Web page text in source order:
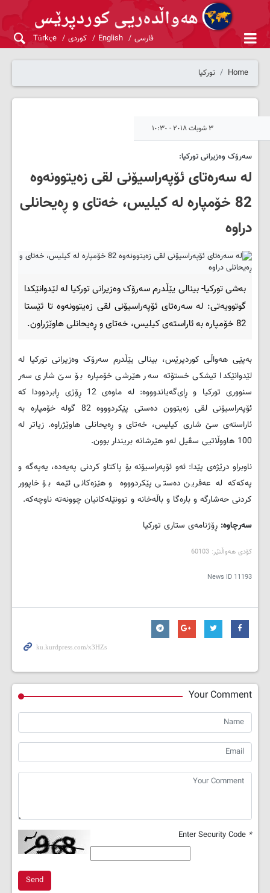
فارسی English کوردی Türkçe
Home تورکیا
٣ شوبات ٢٠١٨ - ١٠:٣٠
سه‌رۆک وه‌زیرانی تورکیا:
له‌ سه‌ره‌تای ئۆپه‌راسیۆنی لقی زه‌یتوونه‌وه‌
82 خۆمپاره‌ له‌ کیلیس، خه‌تای و ڕه‌یحانلی
دراوه‌
به‌شی تورکیا- بینالی یێڵدرم سه‌رۆک وه‌زیرانی تورکیا له‌ لێدوانێکدا
گوتوویه‌تی: له‌ سه‌ره‌تای ئۆپه‌راسیۆنی لقی زه‌یتوونه‌وه‌ تا ئێستا
82 خۆمپاره‌ به‌ ئاراسته‌ی کیلیس، خه‌تای و ڕه‌یحانلی هاوێژراون.
به‌پێی هه‌واڵی کوردپرێس، بینالی یێڵدرم سه‌رۆک وه‌زیرانی تورکیا له‌
لێدوانێکدا تیشکی خستۆته‌ سه‌ر هێرشی خۆمپاره‌ بۆ سێ شاری سه‌ر
سنووری تورکیا و ڕای‌گه‌یاندوووه‌: له‌ ماوه‌ی 12 ڕۆژی ڕابردوودا که‌
ئۆپه‌راسیۆنی لقی زه‌یتوون ده‌ستی پێکردوووه‌ 82 گوله‌ خۆمپاره‌ به‌
ئاراسته‌ی سێ شاری کیلیس، خه‌تای و ڕه‌یحانلی هاوێژراوه‌. زیاتر له‌
100 هاووڵاتیی سڤیل له‌و هێرشانه‌ بریندار بوون.
ناوبراو درێژه‌ی پێدا: ئه‌و ئۆپه‌راسیۆنه‌ بۆ پاکتاو کردنی په‌یه‌ده‌، یه‌په‌گه‌ و
په‌که‌که‌ له‌ عه‌فرین ده‌ستی پێکردوووه‌ و هێزه‌کانی ئێمه‌ بۆ خاپوور
کردنی حه‌شارگه‌ و باره‌گا و باڵه‌خانه‌ و توونێله‌کانیان چوونه‌ته‌ ناوچه‌که‌.
سه‌رچاوه‌: ڕۆژنامه‌ی ستاری تورکیا
کۆدی هه‌واڵنێر: 60103
News ID 11193
Your Comment
*
Send